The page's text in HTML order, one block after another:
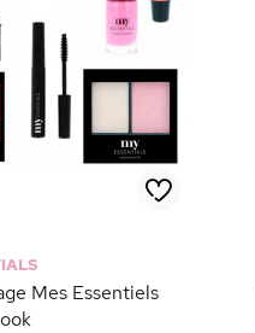
Mes Essentiels